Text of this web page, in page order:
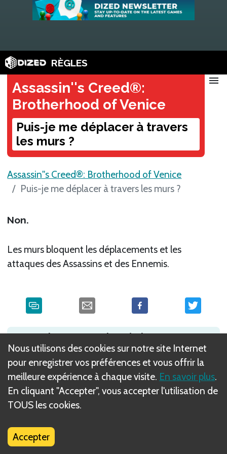
RÈGLES
Assassin''s Creed®:
Brotherhood of Venice
Puis-je me déplacer à travers
les murs ?
menu
Assassin''s Creed®: Brotherhood of Venice
Puis-je me déplacer à travers les murs ?
Non.
Les murs bloquent les déplacements et les
attaques des Assassins et des Ennemis.
Qu'est-ce que les règles DIZED ?
Nous utilisons des cookies sur notre site Internet
pour enregistrer vos préférences et vous offrir la
meilleure expérience à chaque visite. En savoir plus.
En cliquant "Accepter", vous accepter l'utilisation de
TOUS les cookies.
Accepter